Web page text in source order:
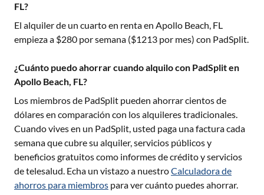
FL?
El alquiler de un cuarto en renta en Apollo Beach, FL
empieza a $280 por semana ($1213 por mes) con PadSplit.
¿Cuánto puedo ahorrar cuando alquilo con PadSplit en
Apollo Beach, FL?
Los miembros de PadSplit pueden ahorrar cientos de
dólares en comparación con los alquileres tradicionales.
Cuando vives en un PadSplit, usted paga una factura cada
semana que cubre su alquiler, servicios públicos y
beneficios gratuitos como informes de crédito y servicios
de telesalud. Echa un vistazo a nuestroCalculadora de
ahorros para miembros para ver cuánto puedes ahorrar.